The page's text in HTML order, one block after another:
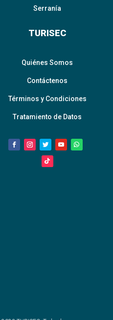
Serranía
TURISEC
Quiénes Somos
Contáctenos
Términos y Condiciones
Tratamiento de Datos